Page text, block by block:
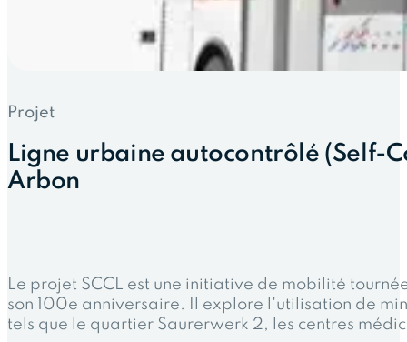
Projet
Ligne urbaine autocontrôlé (Self-
Arbon
Le projet SCCL est une initiative de mobilité
son 100e anniversaire. Il explore l'utilisation de
tels que le quartier Saurerwerk 2, les centres